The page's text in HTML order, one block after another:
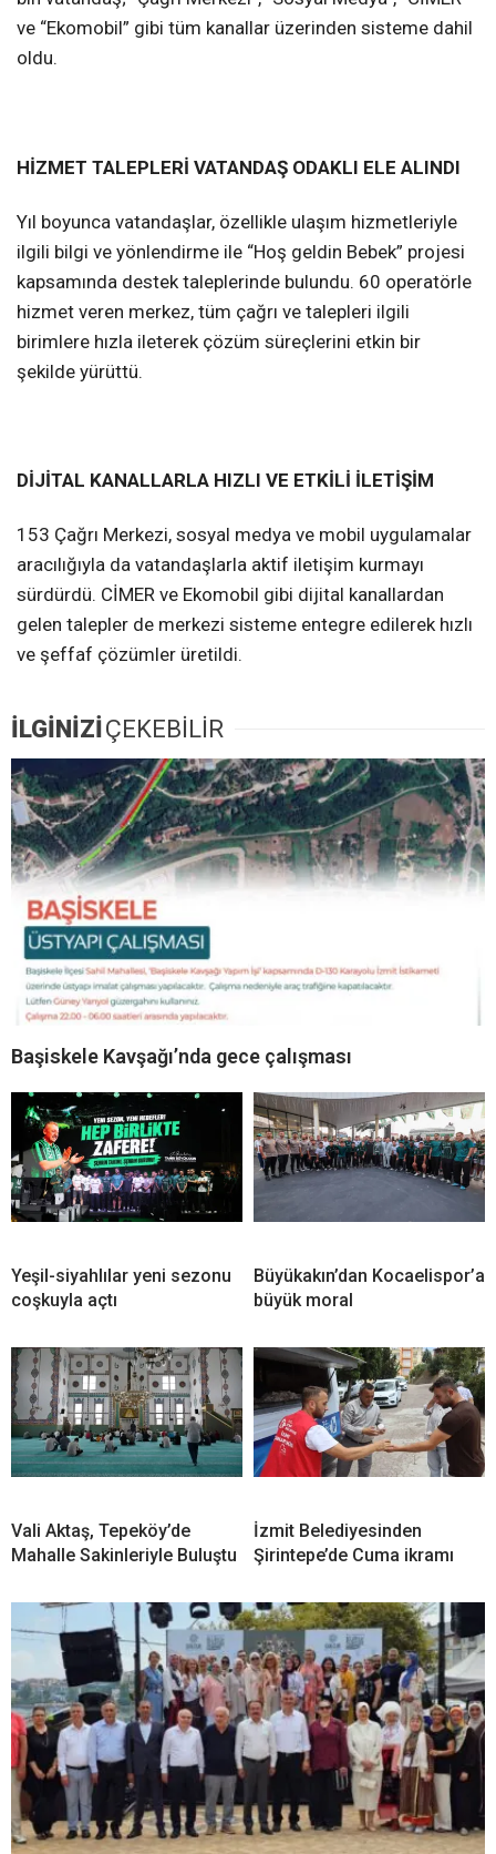
ve “Ekomobil” gibi tüm kanallar üzerinden sisteme dahil
oldu.
HİZMET TALEPLERİ VATANDAŞ ODAKLI ELE ALINDI
Yıl boyunca vatandaşlar, özellikle ulaşım hizmetleriyle
ilgili bilgi ve yönlendirme ile “Hoş geldin Bebek” projesi
kapsamında destek taleplerinde bulundu. 60 operatörle
hizmet veren merkez, tüm çağrı ve talepleri ilgili
birimlere hızla ileterek çözüm süreçlerini etkin bir
şekilde yürüttü.
DİJİTAL KANALLARLA HIZLI VE ETKİLİ İLETİŞİM
153 Çağrı Merkezi, sosyal medya ve mobil uygulamalar
aracılığıyla da vatandaşlarla aktif iletişim kurmayı
sürdürdü. CİMER ve Ekomobil gibi dijital kanallardan
gelen talepler de merkezi sisteme entegre edilerek hızlı
ve şeffaf çözümler üretildi.
İLGİNİZİÇEKEBİLİR
Başiskele Kavşağı’nda gece çalışması
Yeşil-siyahlılar yeni sezonu
coşkuyla açtı
Büyükakın’dan Kocaelispor’a
büyük moral
Vali Aktaş, Tepeköy’de
Mahalle Sakinleriyle Buluştu
İzmit Belediyesinden
Şirintepe’de Cuma ikramı